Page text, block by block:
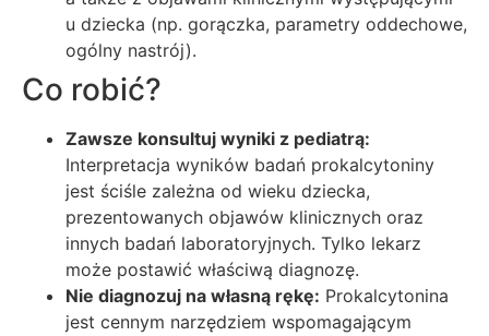
u dziecka (np. gorączka, parametry oddechowe,
ogólny nastrój).
Co robić?
Zawsze konsultuj wyniki z pediatrą:
Interpretacja wyników badań prokalcytoniny
jest ściśle zależna od wieku dziecka,
prezentowanych objawów klinicznych oraz
innych badań laboratoryjnych. Tylko lekarz
może postawić właściwą diagnozę.
Nie diagnozuj na własną rękę: Prokalcytonina
jest cennym narzędziem wspomagającym